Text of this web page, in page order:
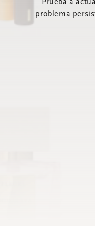
Prueba a
problema